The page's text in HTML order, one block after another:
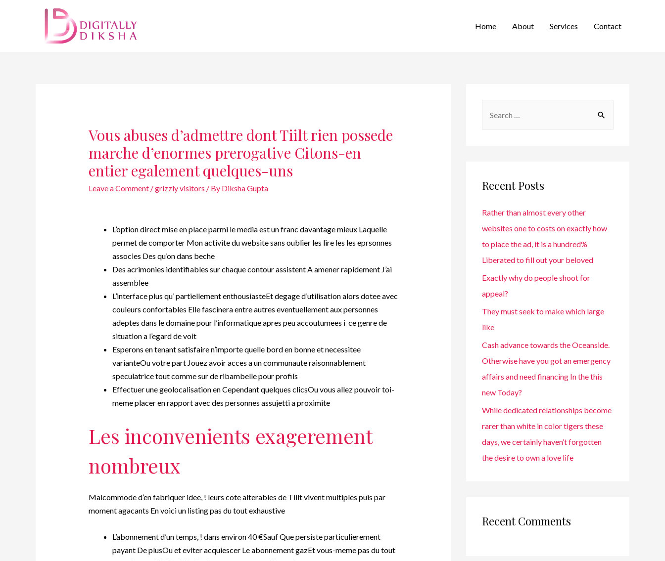
Home About Services Contact
Vous abuses d’admettre dont Tiilt rien possede
marche d’enormes prerogative Citons-en
entier egalement quelques-uns
Leave a Comment /grizzly visitors / By Diksha Gupta
L’option direct mise en place parmi le media est un franc davantage mieux Laquelle
permet de comporter Mon activite du website sans oublier les lire les les eprsonnes
associes Des qu’on dans beche
Des acrimonies identifiables sur chaque contour assistent A amener rapidement J’ai
assemblee
L’interface plus qu’ partiellement enthousiasteEt degage d’utilisation alors dotee avec
couleurs confortables Elle fascinera entre autres eventuellement aux personnes
adeptes dans le domaine pour l’informatique apres peu accoutumees i ce genre de
situation a l’egard de voit
Esperons en tenant satisfaire n’importe quelle bord en bonne et necessitee
varianteOu votre part Jouez avoir acces a un communaute raisonnablement
speculatrice tout comme sur de ribambelle pour profils
Effectuer une geolocalisation en Cependant quelques clicsOu vous allez pouvoir toi-
meme placer en rapport avec des personnes assujetti a proximite
Les inconvenients exagerement
nombreux
Malcommode d’en fabriquer idee, ! leurs cote alterables de Tiilt vivent multiples puis par
moment agacants En voici un listing pas du tout exhaustive
L’abonnement d’un temps, ! dans environ 40 €Sauf Que persiste particulierement
payant De plusOu et eviter acquiescer Le abonnement gazEt vous-meme pas du tout
Recent Posts
Rather than almost every other
websites one to costs on exactly how
to place the ad, it is a hundred%
Liberated to fill out your beloved
Exactly why do people shoot for
appeal?
They must seek to make which large
like
Cash advance towards the Oceanside.
Otherwise have you got an emergency
affairs and need financing In the this
new Today?
While dedicated relationships become
rarer than white in color tigers these
days, we certainly haven’t forgotten
the desire to own a love life
Recent Comments